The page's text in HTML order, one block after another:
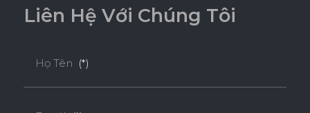
Tiêu chuẩn
Liên Hệ Với Chúng Tôi
Họ Tên (*)